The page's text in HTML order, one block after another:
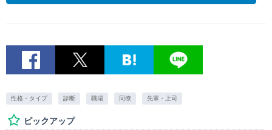
性格・タイプ 診断 職場 同僚 先輩・上司
ピックアップ